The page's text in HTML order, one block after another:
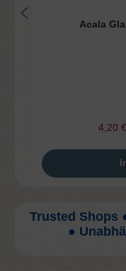
Acala
4,20
Trusted Shops
●